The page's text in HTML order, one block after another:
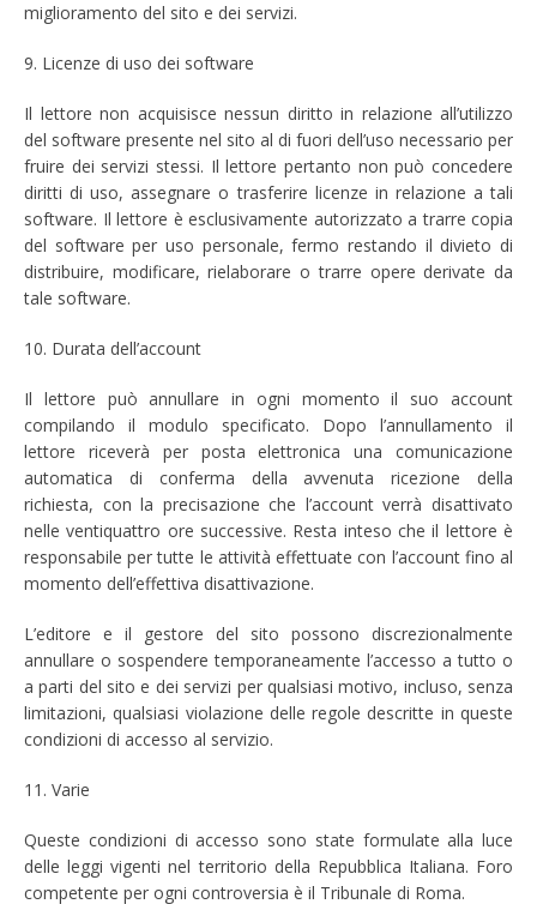
miglioramento del sito e dei servizi.
9. Licenze di uso dei software
Il lettore non acquisisce nessun diritto in relazione all’utilizzo
del software presente nel sito al di fuori dell’uso necessario per
fruire dei servizi stessi. Il lettore pertanto non può concedere
diritti di uso, assegnare o trasferire licenze in relazione a tali
software. Il lettore è esclusivamente autorizzato a trarre copia
del software per uso personale, fermo restando il divieto di
distribuire, modificare, rielaborare o trarre opere derivate da
tale software.
10. Durata dell’account
Il lettore può annullare in ogni momento il suo account
compilando il modulo specificato. Dopo l’annullamento il
lettore riceverà per posta elettronica una comunicazione
automatica di conferma della avvenuta ricezione della
richiesta, con la precisazione che l’account verrà disattivato
nelle ventiquattro ore successive. Resta inteso che il lettore è
responsabile per tutte le attività effettuate con l’account fino al
momento dell’effettiva disattivazione.
L’editore e il gestore del sito possono discrezionalmente
annullare o sospendere temporaneamente l’accesso a tutto o
a parti del sito e dei servizi per qualsiasi motivo, incluso, senza
limitazioni, qualsiasi violazione delle regole descritte in queste
condizioni di accesso al servizio.
11. Varie
Queste condizioni di accesso sono state formulate alla luce
delle leggi vigenti nel territorio della Repubblica Italiana. Foro
competente per ogni controversia è il Tribunale di Roma.